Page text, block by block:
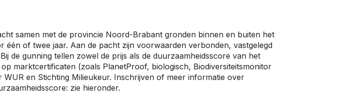
samen met de provincie Noord-Brabant gronden binnen en buiten het
één of twee jaar. Aan de pacht zijn voorwaarden verbonden, vastgelegd
de gunning tellen zowel de prijs als de duurzaamheidsscore van het
marktcertificaten (zoals PlanetProof, biologisch, Biodiversiteitsmonitor
en Stichting Milieukeur. Inschrijven of meer informatie over
zie hieronder.